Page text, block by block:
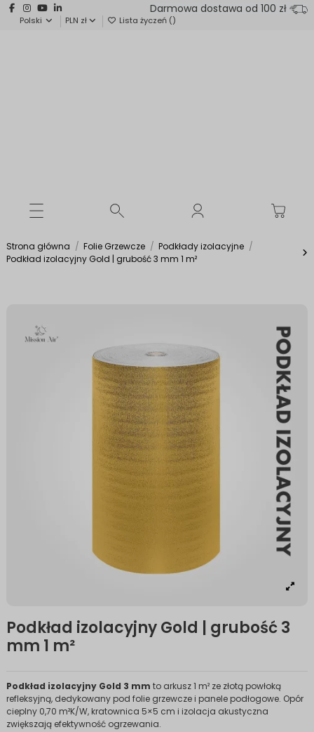
Darmowa dostawa od 100 zł
Polski PLN zł Lista życzeń ()
Strona główna Folie Grzewcze
Podkłady izolacyjne
Podkład izolacyjny Gold | grubość 3 mm 1 m²
Podkład izolacyjny Gold | grubość 3
mm 1 m²
Podkład izolacyjny Gold 3 mm to arkusz 1 m² ze złotą powłoką
refleksyjną, dedykowany pod folie grzewcze i panele podłogowe. Opór
cieplny 0,70 m²K/W, kratownica 5×5 cm i izolacja akustyczna
zwiększają efektywność ogrzewania.